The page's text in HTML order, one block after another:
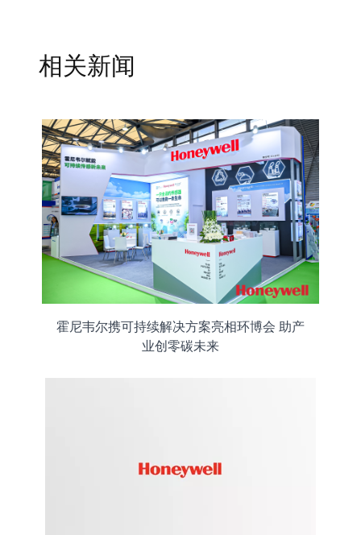
相关新闻
霍尼韦尔携可持续解决方案亮相环博会 助产
业创零碳未来